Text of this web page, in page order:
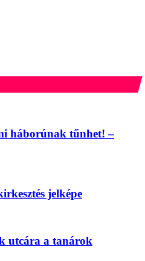
háborúnak tűnhet! –
jelképe
utcára a tanárok